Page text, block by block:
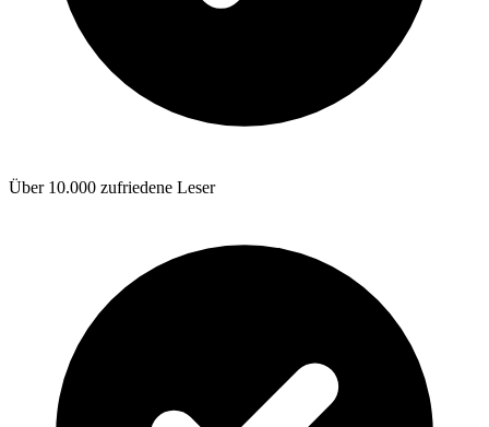
Über 10.000 zufriedene Leser